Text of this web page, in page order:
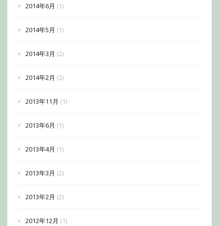
2014年6月 (1)
2014年5月 (1)
2014年3月 (2)
2014年2月 (2)
2013年11月 (1)
2013年6月 (1)
2013年4月 (1)
2013年3月 (2)
2013年2月 (2)
2012年12月 (1)